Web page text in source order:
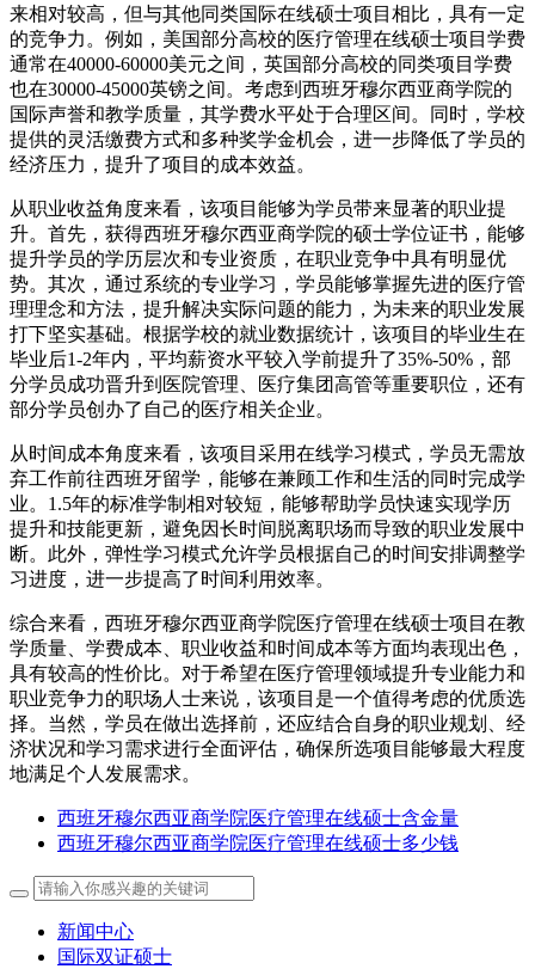
来相对较高，但与其他同类国际在线硕士项目相比，具有一定
的竞争力。例如，美国部分高校的医疗管理在线硕士项目学费
通常在40000-60000美元之间，英国部分高校的同类项目学费
也在30000-45000英镑之间。考虑到西班牙穆尔西亚商学院的
国际声誉和教学质量，其学费水平处于合理区间。同时，学校
提供的灵活缴费方式和多种奖学金机会，进一步降低了学员的
经济压力，提升了项目的成本效益。
从职业收益角度来看，该项目能够为学员带来显著的职业提
升。首先，获得西班牙穆尔西亚商学院的硕士学位证书，能够
提升学员的学历层次和专业资质，在职业竞争中具有明显优
势。其次，通过系统的专业学习，学员能够掌握先进的医疗管
理理念和方法，提升解决实际问题的能力，为未来的职业发展
打下坚实基础。根据学校的就业数据统计，该项目的毕业生在
毕业后1-2年内，平均薪资水平较入学前提升了35%-50%，部
分学员成功晋升到医院管理、医疗集团高管等重要职位，还有
部分学员创办了自己的医疗相关企业。
从时间成本角度来看，该项目采用在线学习模式，学员无需放
弃工作前往西班牙留学，能够在兼顾工作和生活的同时完成学
业。1.5年的标准学制相对较短，能够帮助学员快速实现学历
提升和技能更新，避免因长时间脱离职场而导致的职业发展中
断。此外，弹性学习模式允许学员根据自己的时间安排调整学
习进度，进一步提高了时间利用效率。
综合来看，西班牙穆尔西亚商学院医疗管理在线硕士项目在教
学质量、学费成本、职业收益和时间成本等方面均表现出色，
具有较高的性价比。对于希望在医疗管理领域提升专业能力和
职业竞争力的职场人士来说，该项目是一个值得考虑的优质选
择。当然，学员在做出选择前，还应结合自身的职业规划、经
济状况和学习需求进行全面评估，确保所选项目能够最大程度
地满足个人发展需求。
西班牙穆尔西亚商学院医疗管理在线硕士含金量
西班牙穆尔西亚商学院医疗管理在线硕士多少钱
新闻中心
国际双证硕士